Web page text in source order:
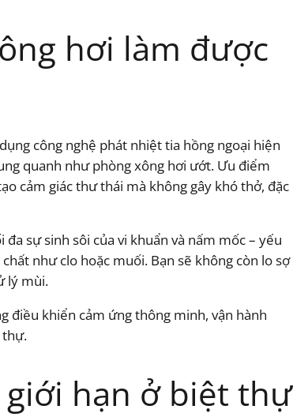
hơi làm được
công nghệ phát nhiệt tia hồng ngoại hiện
quanh như phòng xông hơi ướt. Ưu điểm
cảm giác thư thái mà không gây khó thở, đặc
sự sinh sôi của vi khuẩn và nấm mốc – yếu
như clo hoặc muối. Bạn sẽ không còn lo sợ
lý mùi.
điều khiển cảm ứng thông minh, vận hành
thự.
hạn ở biệt thự